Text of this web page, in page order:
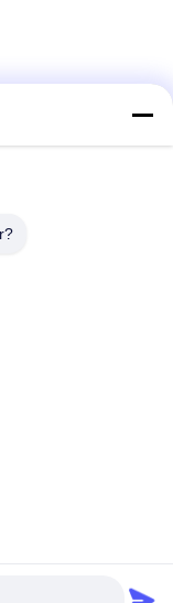
Saw Co., Ltd . सब